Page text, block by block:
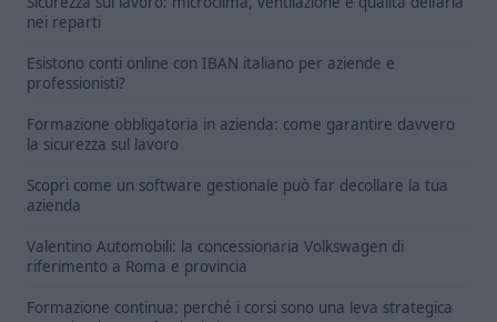
nei reparti
Esistono conti online con IBAN italiano per aziende e
professionisti?
Formazione obbligatoria in azienda: come garantire davvero
la sicurezza sul lavoro
Scopri come un software gestionale può far decollare la tua
azienda
Valentino Automobili: la concessionaria Volkswagen di
riferimento a Roma e provincia
Formazione continua: perché i corsi sono una leva strategica